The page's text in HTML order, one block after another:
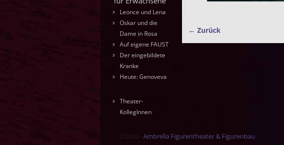
Bilder-Navigation
← Zurück
Leonce und Lena
Oskar und die
Dame in Rosa
Auf eigene FAUST
Der eingebildete
Kranke
Heute: Genoveva
Theater-
KollegInnen
©2026 - Ambrella Figurentheater & Figurenbau